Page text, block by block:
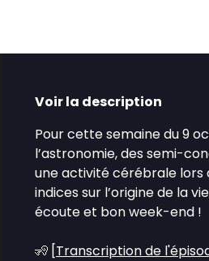
Voir la description
Pour cette semaine du 9
l’astronomie, des semi-
une activité cérébrale lors
indices sur l’origine de la
écoute et bon week-end !
🧏 [Transcription de